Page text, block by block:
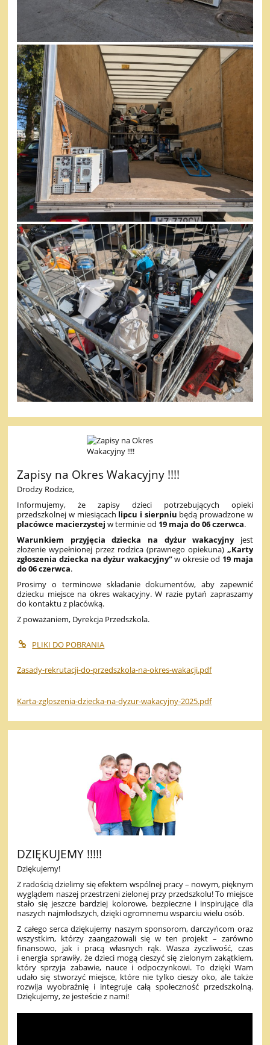
Zapisy na Okres Wakacyjny !!!!
Drodzy Rodzice,
Informujemy, że zapisy dzieci potrzebujących opieki
przedszkolnej w miesiącach lipcu i sierpniu będą prowadzone w
placówce macierzystej w terminie od 19 maja do 06 czerwca.
Warunkiem przyjęcia dziecka na dyżur wakacyjnyjest
złożenie wypełnionej przez rodzica (prawnego opiekuna) „Karty
zgłoszenia dziecka na dyżur wakacyjny”w okresie od 19 maja
do 06 czerwca.
Prosimy o terminowe składanie dokumentów, aby zapewnić
dziecku miejsce na okres wakacyjny. W razie pytań zapraszamy
do kontaktu z placówką.
Z poważaniem, Dyrekcja Przedszkola.
PLIKI DO POBRANIA
Zasady-rekrutacji-do-przedszkola-na-okres-wakacji.pdf
Karta-zgloszenia-dziecka-na-dyzur-wakacyjny-2025.pdf
DZIĘKUJEMY !!!!!
Dziękujemy!
Z radością dzielimy się efektem wspólnej pracy – nowym, pięknym
wyglądem naszej przestrzeni zielonej przy przedszkolu! To miejsce
stało się jeszcze bardziej kolorowe, bezpieczne i inspirujące dla
naszych najmłodszych, dzięki ogromnemu wsparciu wielu osób.
Z całego serca dziękujemy naszym sponsorom, darczyńcom oraz
wszystkim, którzy zaangażowali się w ten projekt – zarówno
finansowo, jak i pracą własnych rąk. Wasza życzliwość, czas
i energia sprawiły, że dzieci mogą cieszyć się zielonym zakątkiem,
który sprzyja zabawie, nauce i odpoczynkowi. To dzięki Wam
udało się stworzyć miejsce, które nie tylko cieszy oko, ale także
rozwija wyobraźnię i integruje całą społeczność przedszkolną.
Dziękujemy, że jesteście z nami!